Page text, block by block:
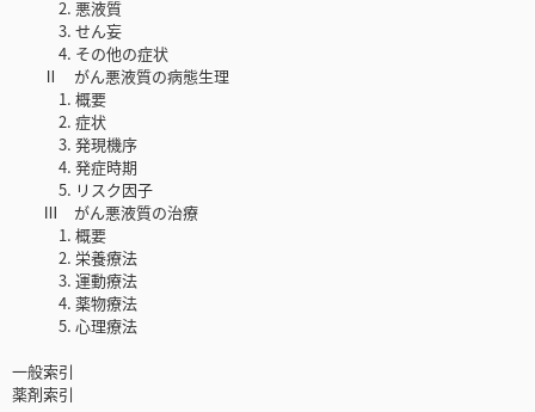
2. 悪液質
3. せん妄
4. その他の症状
Ⅱ がん悪液質の病態生理
1. 概要
2. 症状
3. 発現機序
4. 発症時期
5. リスク因子
Ⅲ がん悪液質の治療
1. 概要
2. 栄養療法
3. 運動療法
4. 薬物療法
5. 心理療法
一般索引
薬剤索引